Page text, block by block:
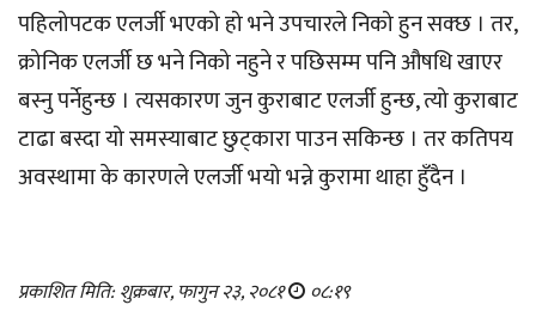
पहिलोपटक एलर्जी भएको हो भने उपचारले निको हुन सक्छ । तर,
क्रोनिक एलर्जी छ भने निको नहुने र पछिसम्म पनि औषधि खाएर
बस्नु पर्नेहुन्छ । त्यसकारण जुन कुराबाट एलर्जी हुन्छ, त्यो कुराबाट
टाढा बस्दा यो समस्याबाट छुट्कारा पाउन सकिन्छ । तर कतिपय
अवस्थामा के कारणले एलर्जी भयो भन्ने कुरामा थाहा हुँदैन ।
प्रकाशित मिति: शुक्रबार, फागुन २३, २०८१ ०८:१९